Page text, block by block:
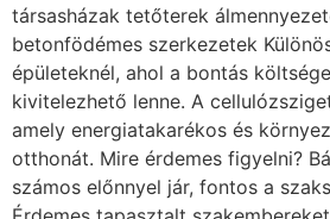
társasházak tetőterek
betonfödémes szerkezetek
épületeknél, ahol a bontás
kivitelezhető lenne. A
amely energiatakarékos és
otthonát. Mire érdemes figyelni?
számos előnnyel jár, fontos a